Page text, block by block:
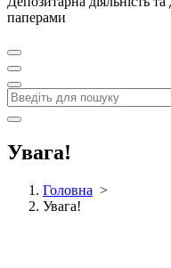
паперами
Увага!
Головна >
Увага!